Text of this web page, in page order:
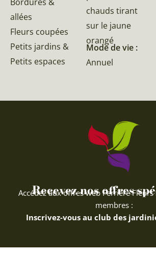
allées
Fleurs coupées
Petits jardins &
Petits espaces
chauds tirant
sur le jaune
orangé
Mode de vie :
Annuel
Recevez nos offres
Accédez aux offres web Ferriere Fleurs
membres :
Inscrivez-vous au club des